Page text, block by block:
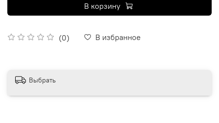
(0) В избранное
В корзину
Выбрать